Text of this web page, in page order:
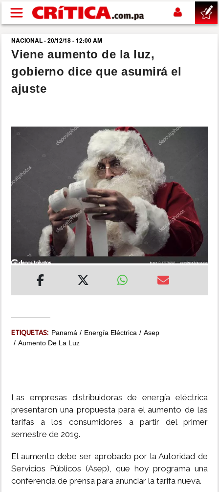
Pasar al contenido principal
buscar
SUCESOS
POLÍTICA
DEPORTES
INSÓLITAS
MULTIMEDIA
IMPRESO
NACIONAL - 20/12/18 - 12:00 AM
Viene aumento de la luz,
gobierno dice que asumirá el
ajuste
ETIQUETAS: Panamá Energía Eléctrica
Asep
Aumento De La Luz
Las empresas distribuidoras de energía eléctrica
presentaron una propuesta para el aumento de las
tarifas a los consumidores a partir del primer
semestre de 2019.
El aumento debe ser aprobado por la Autoridad de
Servicios Públicos (Asep), que hoy programa una
conferencia de prensa para anunciar la tarifa nueva.